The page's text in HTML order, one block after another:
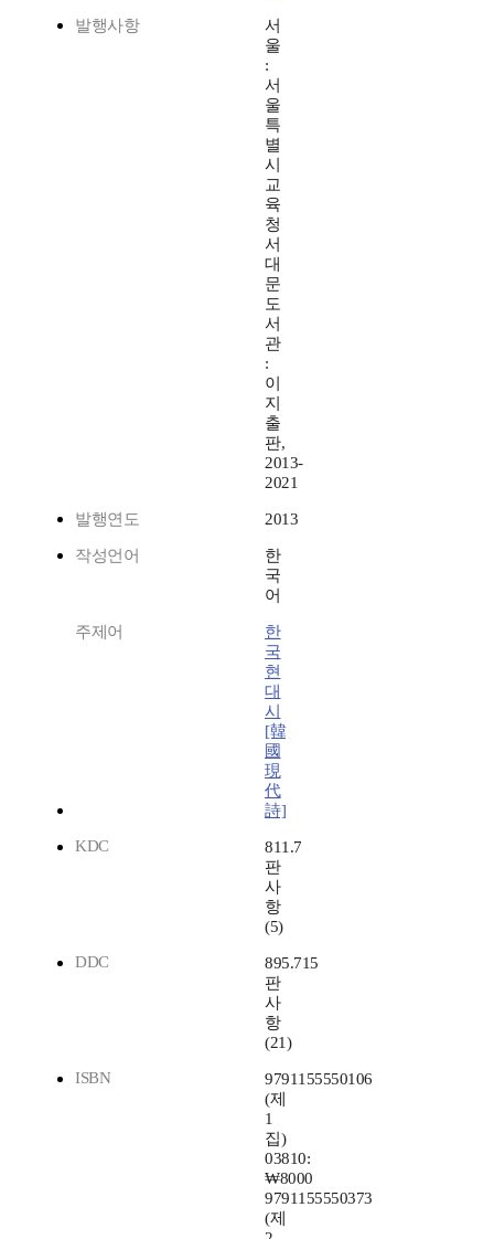
발행사항
서
울
:
서
울
특
별
시
교
육
청
서
대
문
도
서
관
:
이
지
출
판,
2013-
2021
발행연도 2013
작성언어
한
국
어
주제어
한
국
현
대
시
[韓
國
現
代
詩]
KDC
811.7
판
사
항
(5)
DDC
895.715
판
사
항
(21)
ISBN
9791155550106
(제
1
집)
03810:
₩8000
9791155550373
(제